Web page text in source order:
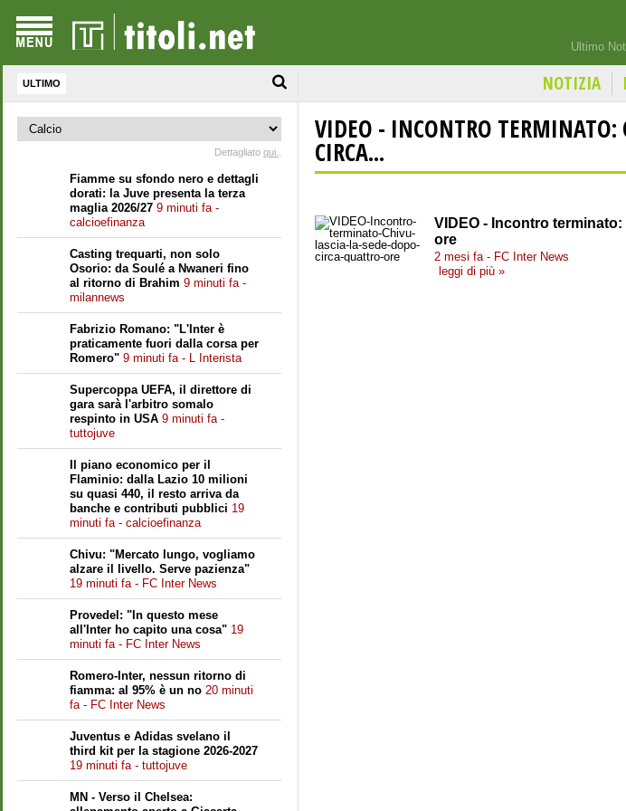
Ultimo
ULTIMO NOTIZIA
Dettagliato qui.
Fiamme su sfondo nero e dettagli
dorati: la Juve presenta la terza
maglia 2026/27 9 minuti fa -
calcioefinanza
Casting trequarti, non solo
Osorio: da Soulé a Nwaneri fino
al ritorno di Brahim 9 minuti fa -
milannews
Fabrizio Romano: "L'Inter è
praticamente fuori dalla corsa per
Romero" 9 minuti fa - L Interista
Supercoppa UEFA, il direttore di
gara sarà l'arbitro somalo
respinto in USA 9 minuti fa -
tuttojuve
Il piano economico per il
Flaminio: dalla Lazio 10 milioni
su quasi 440, il resto arriva da
banche e contributi pubblici 19
minuti fa - calcioefinanza
Chivu: "Mercato lungo, vogliamo
alzare il livello. Serve pazienza"
19 minuti fa - FC Inter News
Provedel: "In questo mese
all'Inter ho capito una cosa" 19
minuti fa - FC Inter News
Romero-Inter, nessun ritorno di
fiamma: al 95% è un no 20 minuti
fa - FC Inter News
Juventus e Adidas svelano il
third kit per la stagione 2026-2027
19 minuti fa - tuttojuve
MN - Verso il Chelsea:
VIDEO - INCONTRO TERMINATO:
CIRCA...
VIDEO - Incontro
ore
2 mesi fa - FC Inter News
leggi di più »